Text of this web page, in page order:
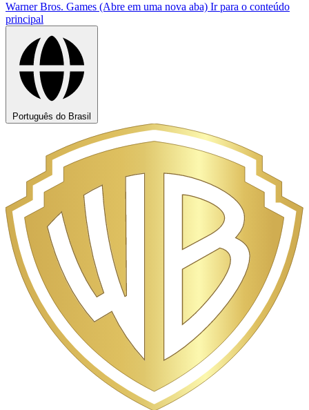
Warner Bros. Games (Abre em uma nova aba) Ir para o conteúdo
principal
Português do Brasil